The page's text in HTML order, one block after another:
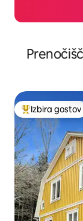
Najbolj
Izbira gostov